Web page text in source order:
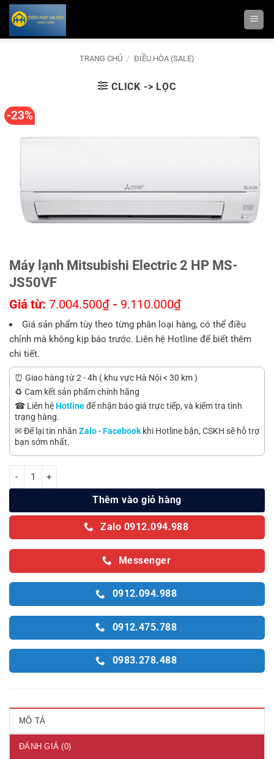
Bỏ
qua
nội
TRANG CHỦ / ĐIỀU HÒA (SALE)
CLICK -> LỌC
-23%
Máy lạnh Mitsubishi Electric 2 HP MS-
JS50VF
Giá từ: 7.004.500₫ - 9.110.000₫
Giá sản phẩm tùy theo từng phân loại hàng, có thể điều
chỉnh mà không kịp báo trước. Liên hệ Hotline để biết thêm
chi tiết.
⏰ Giao hàng từ 2 - 4h ( khu vực Hà Nội < 30 km )
♻️ Cam kết sản phẩm chính hãng
☎ Liên hệHotlineđể nhận báo giá trực tiếp, và kiểm tra tình
trạng hàng.
✉ Để lại tin nhắn Zalo-Facebook khi Hotline bận, CSKH sẽ hỗ trợ
bạn sớm nhất.
Máy lạnh Mitsubishi Electric 2 HP MS-JS50VF số lượng
Thêm vào giỏ hàng
Zalo 0912.094.988
Messenger
0912.094.988
0912.475.788
0983.278.488
MÔ TẢ
ĐÁNH GIÁ (0)